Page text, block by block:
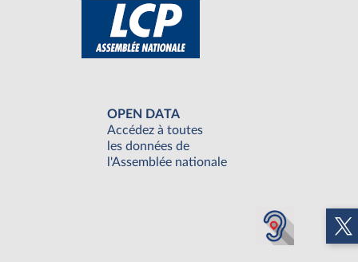
OPEN DATA
Accédez à toutes
les données de
l'Assemblée nationale